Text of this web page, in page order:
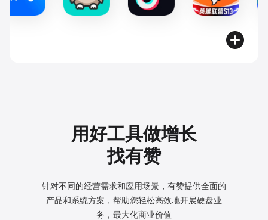
用好工具做增长
找有赞
针对不同的经营需求和应用场景，有赞提供全面的
产品和系统方案， 帮助您轻松高效地开展硬盘业
务，最大化商业价值